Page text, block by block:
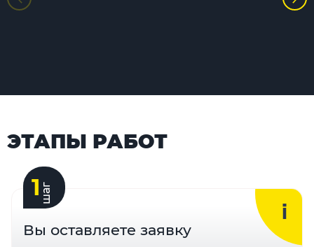
ЭТАПЫ РАБОТ
1 шаг
Вы оставляете заявку